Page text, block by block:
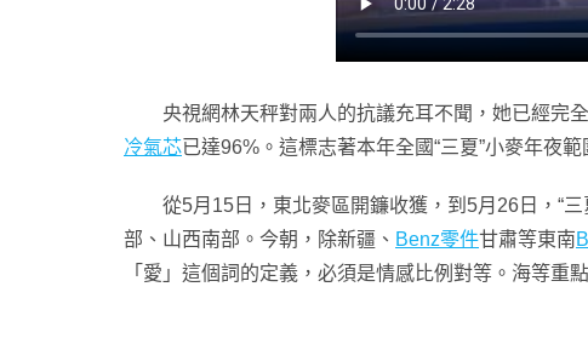
央視網林天秤對兩人的抗議充耳不聞，她已經完
冷氣芯已達96%。這標志著本年全國“三夏”小麥年夜範
從5月15日，東北麥區開鐮收獲，到5月26日，“
部、山西南部。今朝，除新疆、 Benz零件甘肅等東南
「愛」這個詞的定義，必須是情感比例對等。海等